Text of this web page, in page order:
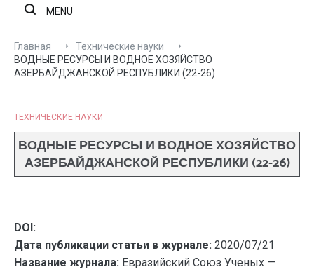
MENU
Главная
Технические науки
ВОДНЫЕ РЕСУРСЫ И ВОДНОЕ ХОЗЯЙСТВО
АЗЕРБАЙДЖАНСКОЙ РЕСПУБЛИКИ (22-26)
ТЕХНИЧЕСКИЕ НАУКИ
ВОДНЫЕ РЕСУРСЫ И ВОДНОЕ ХОЗЯЙСТВО
АЗЕРБАЙДЖАНСКОЙ РЕСПУБЛИКИ (22-26)
DOI:
Дата публикации статьи в журнале: 2020/07/21
Название журнала: Евразийский Союз Ученых —